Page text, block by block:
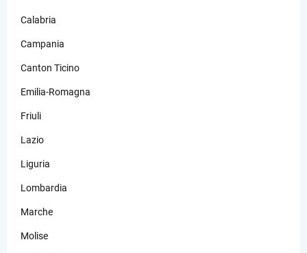
Calabria
Campania
Canton Ticino
Emilia-Romagna
Friuli
Lazio
Liguria
Lombardia
Marche
Molise